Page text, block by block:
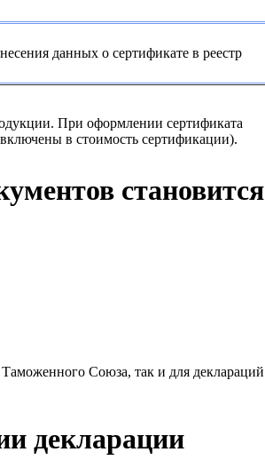
данных о сертификате в реестр
При оформлении сертификата
в стоимость сертификации).
становится
Союза, так и для деклараций
декларации